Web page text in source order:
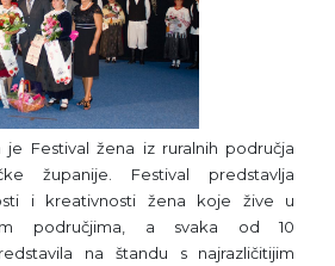
je Festival žena iz ruralnih područja
županije. Festival predstavlja
i kreativnosti žena koje žive u
područjima, a svaka od 10
na štandu s najrazličitijim